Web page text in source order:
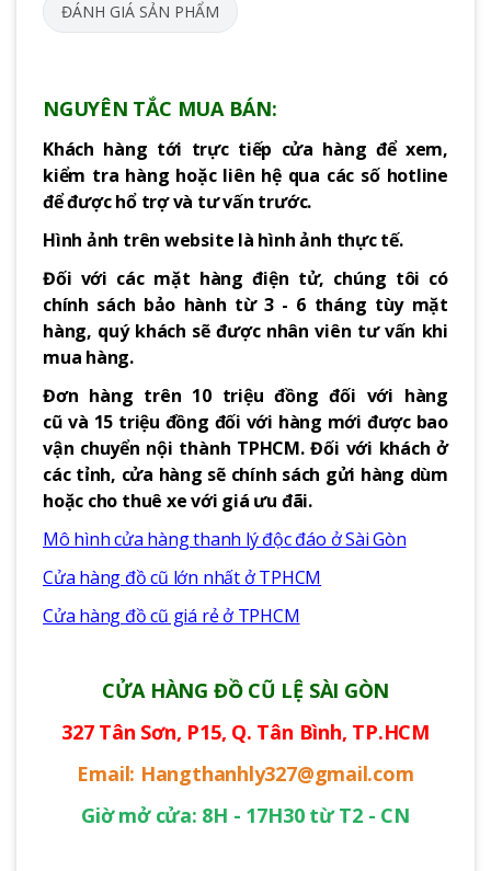
ĐÁNH GIÁ SẢN PHẨM
NGUYÊN TẮC MUA BÁN:
Khách hàng tới trực tiếp cửa hàng để xem,
kiểm tra hàng hoặc liên hệ qua các số hotline
để được hổ trợ và tư vấn trước.
Hình ảnh trên website là hình ảnh thực tế.
Đối với các mặt hàng điện tử, chúng tôi có
chính sách bảo hành từ 3 - 6 tháng tùy mặt
hàng, quý khách sẽ được nhân viên tư vấn khi
mua hàng.
Đơn hàng trên 10 triệu đồng đối với hàng
cũ và 15 triệu đồng đối với hàng mới được bao
vận chuyển nội thành TPHCM. Đối với khách ở
các tỉnh, cửa hàng sẽ chính sách gửi hàng dùm
hoặc cho thuê xe với giá ưu đãi.
Mô hình cửa hàng thanh lý độc đáo ở Sài Gòn
Cửa hàng đồ cũ lớn nhất ở TPHCM
Cửa hàng đồ cũ giá rẻ ở TPHCM
CỬA HÀNG ĐỒ CŨ LỆ SÀI GÒN
327 Tân Sơn, P15, Q. Tân Bình, TP.HCM
Email: Hangthanhly327@gmail.com
Giờ mở cửa: 8H - 17H30 từ T2 - CN